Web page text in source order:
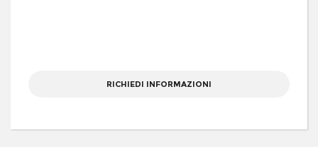
RICHIEDI INFORMAZIONI